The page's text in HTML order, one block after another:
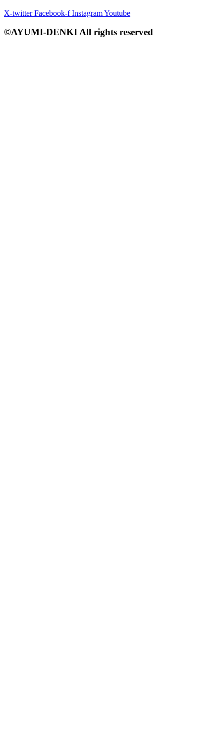
X-twitter Facebook-f InstagramYoutube
©AYUMI-DENKI All rights reserved